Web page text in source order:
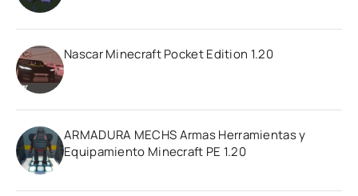
Nascar Minecraft Pocket Edition 1.20
ARMADURA MECHS Armas Herramientas y
Equipamiento Minecraft PE 1.20